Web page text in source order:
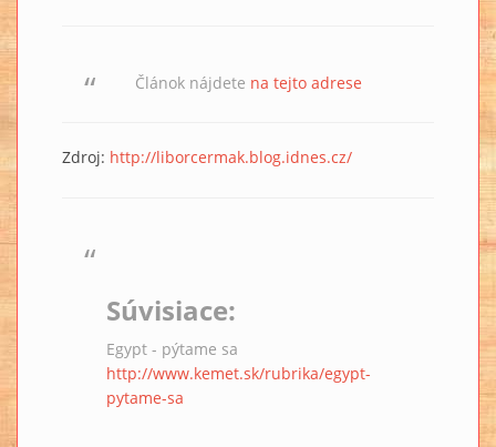
Článok nájdete na tejto adrese
Zdroj: http://liborcermak.blog.idnes.cz/
Súvisiace:
Egypt - pýtame sa
http://www.kemet.sk/rubrika/egypt-
pytame-sa